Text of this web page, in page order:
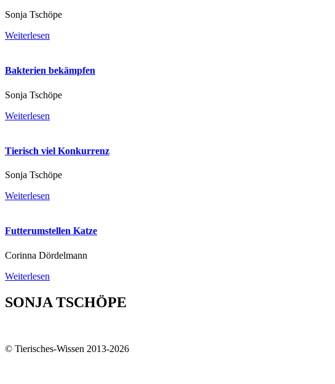
Sonja Tschöpe
Weiterlesen
Bakterien bekämpfen
Sonja Tschöpe
Weiterlesen
Tierisch viel Konkurrenz
Sonja Tschöpe
Weiterlesen
Futterumstellen Katze
Corinna Dördelmann
Weiterlesen
SONJA TSCHÖPE
© Tierisches-Wissen 2013-2026